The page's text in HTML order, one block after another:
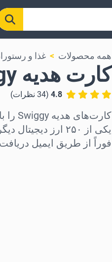
همه محصولات غذا و
کارت هدیه Swiggy
4.8
(
34 نظرات)
یکی از ۲۵۰ ارز
فوراً از طریق ایمیل